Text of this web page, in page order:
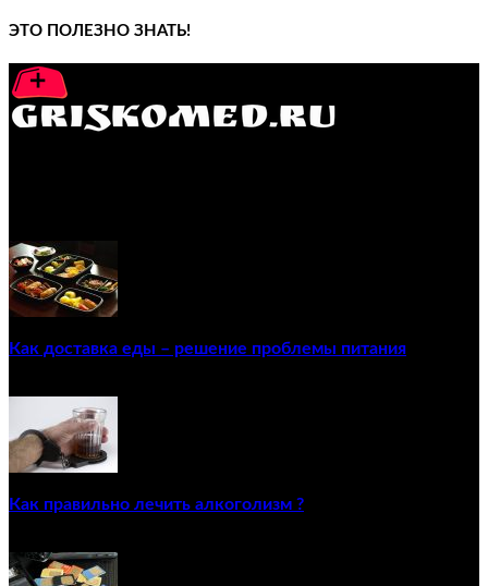
ЭТО ПОЛЕЗНО ЗНАТЬ!
Как доставка еды – решение проблемы питания
Как правильно лечить алкоголизм ?